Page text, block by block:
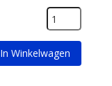
In Winkelwagen